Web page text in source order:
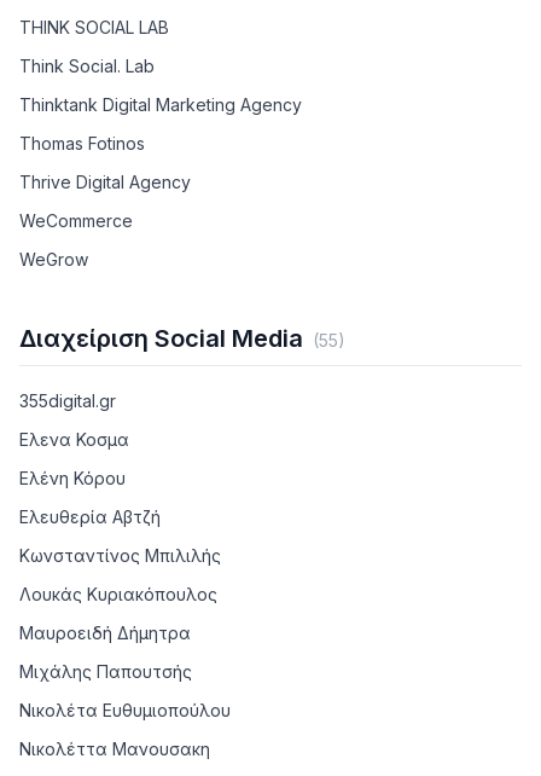
THINK SOCIAL LAB
Think Social. Lab
Thinktank Digital Marketing Agency
Thomas Fotinos
Thrive Digital Agency
WeCommerce
WeGrow
Διαχείριση Social Media (55)
355digital.gr
Ελενα Κοσμα
Ελένη Κόρου
Ελευθερία Αβτζή
Κωνσταντίνος Μπιλιλής
Λουκάς Κυριακόπουλος
Μαυροειδή Δήμητρα
Μιχάλης Παπουτσής
Νικολέτα Ευθυμιοπούλου
Νικολέττα Μανουσακη